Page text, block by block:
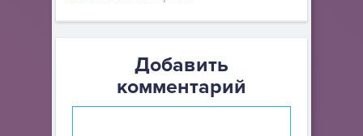
Добавить
комментарий